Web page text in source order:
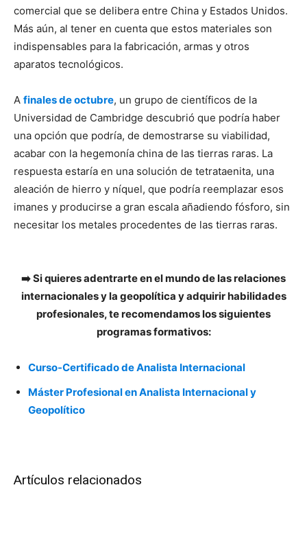
comercial que se delibera entre China y Estados Unidos.
Más aún, al tener en cuenta que estos materiales son
indispensables para la fabricación, armas y otros
aparatos tecnológicos.
A finales de octubre, un grupo de científicos de la
Universidad de Cambridge descubrió que podría haber
una opción que podría, de demostrarse su viabilidad,
acabar con la hegemonía china de las tierras raras. La
respuesta estaría en una solución de tetrataenita, una
aleación de hierro y níquel, que podría reemplazar esos
imanes y producirse a gran escala añadiendo fósforo, sin
necesitar los metales procedentes de las tierras raras.
➡️ Si quieres adentrarte en el mundo de las relaciones
internacionales y la geopolítica y adquirir habilidades
profesionales, te recomendamos los siguientes
programas formativos:
Curso-Certificado de Analista Internacional
Máster Profesional en Analista Internacional y
Geopolítico
Artículos relacionados